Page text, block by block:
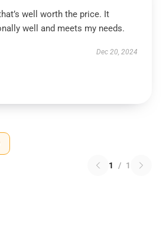
well worth the price. It
well and meets my needs.
Dec 20, 2024
1 / 1